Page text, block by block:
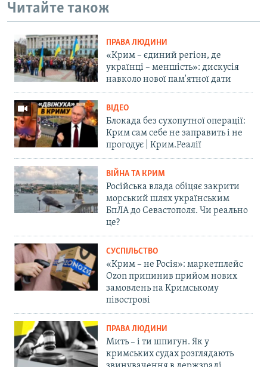
Читайте також
ПРАВА ЛЮДИНИ
«Крим – єдиний регіон, де
українці – меншість»: дискусія
навколо нової пам'ятної дати
ВІДЕО
Блокада без сухопутної операції:
Крим сам себе не заправить і не
прогодує | Крим.Реалії
ВІЙНА ТА КРИМ
Російська влада обіцяє закрити
морський шлях українським
БпЛА до Севастополя. Чи реально
це?
СУСПІЛЬСТВО
«Крим – не Росія»: маркетплейс
Ozon припинив прийом нових
замовлень на Кримському
півострові
ПРАВА ЛЮДИНИ
Мить – і ти шпигун. Як у
кримських судах розглядають